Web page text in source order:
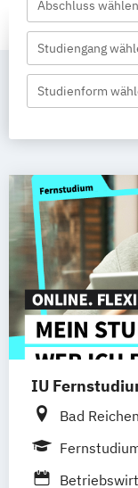
Abschluss wählen
Studiengang
Studienform
IU
Bad
Kiel